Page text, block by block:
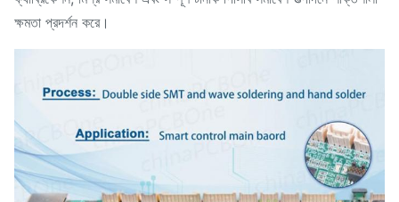
ক্ষমতা প্রদর্শন করে।